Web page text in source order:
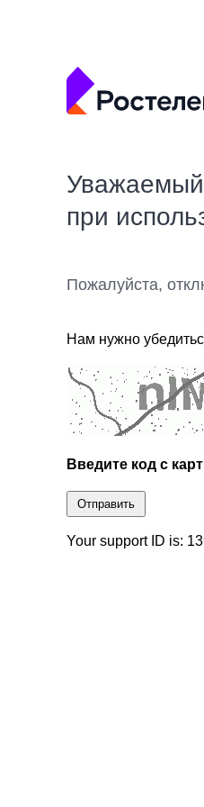
Уважаемый
при
Пожалуйста,
Нам нужно
Введите код с
Отправить
Your support ID is: